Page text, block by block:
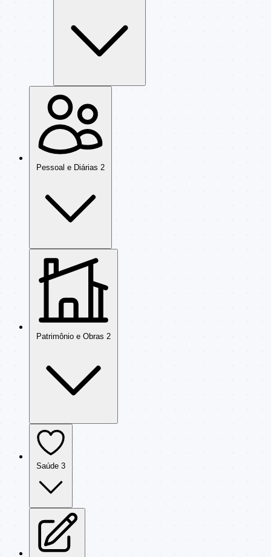
Pessoal e Diárias 2
Patrimônio e Obras 2
Saúde 3